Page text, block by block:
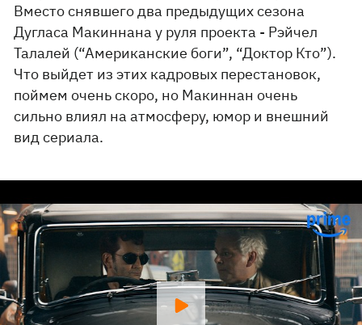
Вместо снявшего два предыдущих сезона
Дугласа Макиннана у руля проекта - Рэйчел
Талалей (“Американские боги”, “Доктор Кто”).
Что выйдет из этих кадровых перестановок,
поймем очень скоро, но Макиннан очень
сильно влиял на атмосферу, юмор и внешний
вид сериала.